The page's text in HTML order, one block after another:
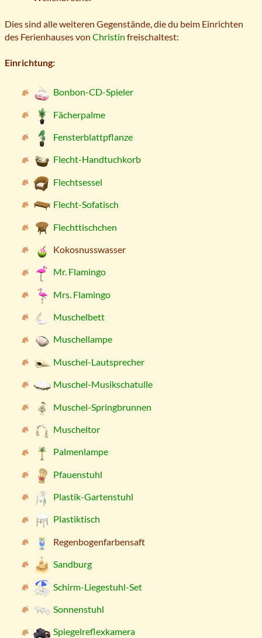
Dies sind alle weiteren Gegenstände, die du beim Einrichten
des Ferienhauses von Christin freischaltest:
Einrichtung:
Bonbon-CD-Spieler
Fächerpalme
Fensterblattpflanze
Flecht-Handtuchkorb
Flechtsessel
Flecht-Sofatisch
Flechttischchen
Kokosnusswasser
Mr. Flamingo
Mrs. Flamingo
Muschelbett
Muschellampe
Muschel-Lautsprecher
Muschel-Musikschatulle
Muschel-Springbrunnen
Muscheltor
Palmenlampe
Pfauenstuhl
Plastik-Gartenstuhl
Plastiktisch
Regenbogenfarbensaft
Sandburg
Schirm-Liegestuhl-Set
Sonnenstuhl
Spiegelreflexkamera